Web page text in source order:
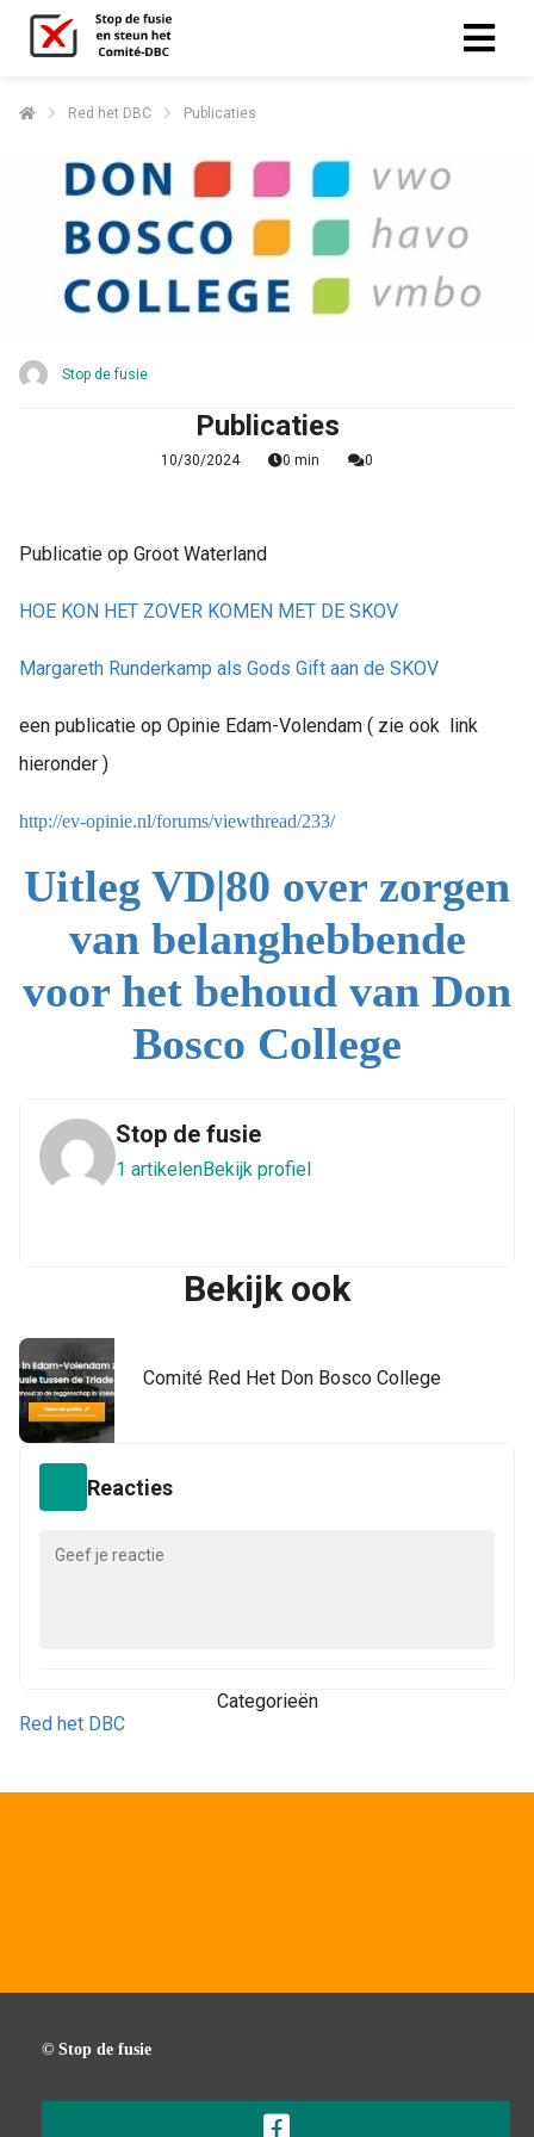
Red het DBC Publicaties
Stop de fusie
Publicaties
10/30/2024 0 min 0
Publicatie op Groot Waterland
HOE KON HET ZOVER KOMEN MET DE SKOV
Margareth Runderkamp als Gods Gift aan de SKOV
een publicatie op Opinie Edam-Volendam ( zie ook link
hieronder )
http://ev-opinie.nl/forums/viewthread/233/
Uitleg VD|80 over zorgen
van belanghebbende
voor het behoud van Don
Bosco College
Stop de fusie
1 artikelenBekijk profiel
Bekijk ook
Comité Red Het Don Bosco College
Reacties
Categorieën
Red het DBC
© Stop de fusie